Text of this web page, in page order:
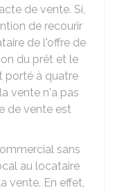
de vente. Si,
de recourir
de l'offre de
du prêt et le
porté à quatre
vente n'a pas
de vente est
sans
au locataire
vente. En effet,